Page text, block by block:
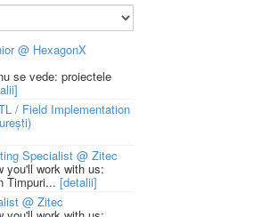
@ HexagonX
se vede: proiectele
/ Field Implementation
Specialist @ Zitec
you'll work with us:
Timpuri... [detalii]
@ Zitec